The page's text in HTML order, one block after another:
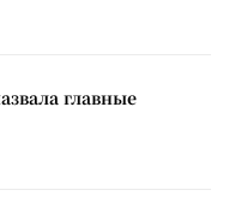
главные